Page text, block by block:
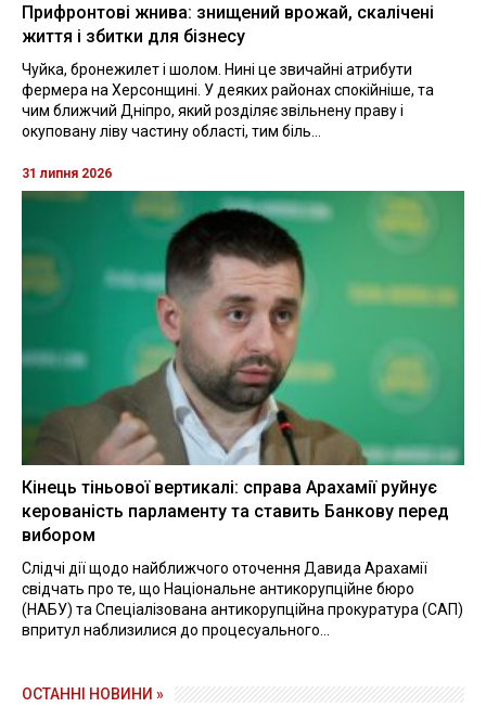
Прифронтові жнива: знищений врожай, скалічені
життя і збитки для бізнесу
Чуйка, бронежилет і шолом. Нині це звичайні атрибути
фермера на Херсонщині. У деяких районах спокійніше, та
чим ближчий Дніпро, який розділяє звільнену праву і
окуповану ліву частину області, тим біль...
31 липня 2026
Кінець тіньової вертикалі: справа Арахамії руйнує
керованість парламенту та ставить Банкову перед
вибором
Слідчі дії щодо найближчого оточення Давида Арахамії
свідчать про те, що Національне антикорупційне бюро
(НАБУ) та Спеціалізована антикорупційна прокуратура (САП)
впритул наблизилися до процесуального...
ОСТАННІ НОВИНИ »